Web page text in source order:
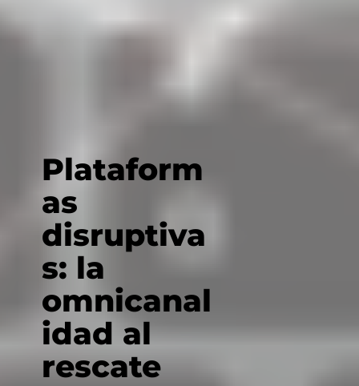
Plataform
as
disruptiva
s: la
omnicanal
idad al
rescate